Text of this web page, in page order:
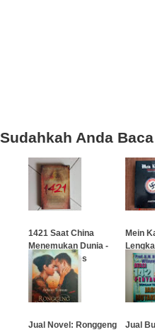
Sudahkah Anda
1421 Saat China
Menemukan Dunia -
Gavin Menzies
…
Mein
…
Jual Novel: Ronggeng
Jual